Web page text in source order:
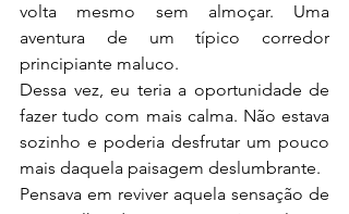
volta mesmo sem almoçar. Uma
aventura de um típico corredor
principiante maluco.
Dessa vez, eu teria a oportunidade de
fazer tudo com mais calma. Não estava
sozinho e poderia desfrutar um pouco
mais daquela paisagem deslumbrante.
Pensava em reviver aquela sensação de